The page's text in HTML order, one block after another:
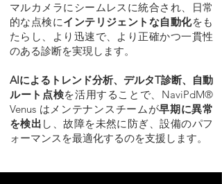
マルカメラにシームレスに統合され、日常
的な点検にインテリジェントな自動化をも
たらし、より迅速で、より正確かつ一貫性
のある診断を実現します。
AIによるトレンド分析、デルタT診断、自動
ルート点検を活用することで、NaviPdM®
Venus はメンテナンスチームが早期に異常
を検出 し、故障を未然に防ぎ、設備のパフ
ォーマンスを最適化するのを支援します。